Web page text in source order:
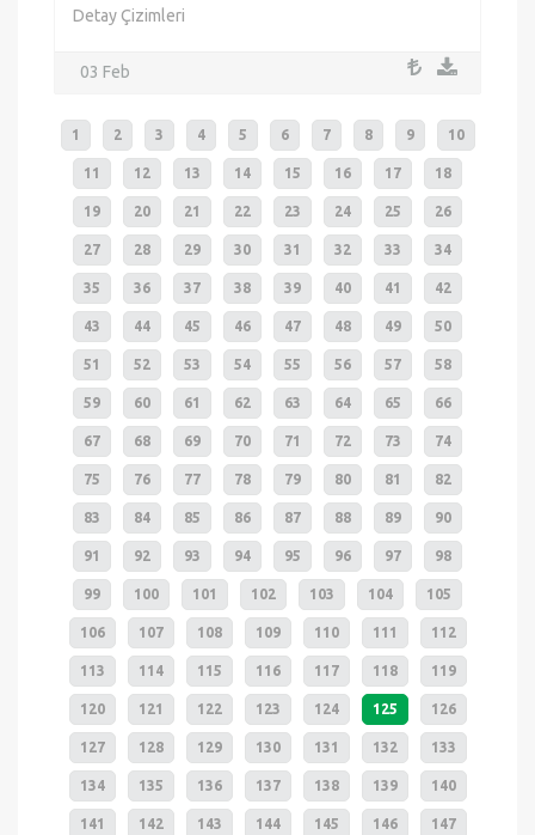
Detay Çizimleri
03 Feb
1 2 3 4 5 6 7 8 9 10
11 12 13 14 15 16 17 18
19 20 21 22 23 24 25 26
27 28 29 30 31 32 33 34
35 36 37 38 39 40 41 42
43 44 45 46 47 48 49 50
51 52 53 54 55 56 57 58
59 60 61 62 63 64 65 66
67 68 69 70 71 72 73 74
75 76 77 78 79 80 81 82
83 84 85 86 87 88 89 90
91 92 93 94 95 96 97 98
99 100 101 102 103 104 105
106 107 108 109 110 111 112
113 114 115 116 117 118 119
120 121 122 123 124 125 126
127 128 129 130 131 132 133
134 135 136 137 138 139 140
141 142 143 144 145 146 147